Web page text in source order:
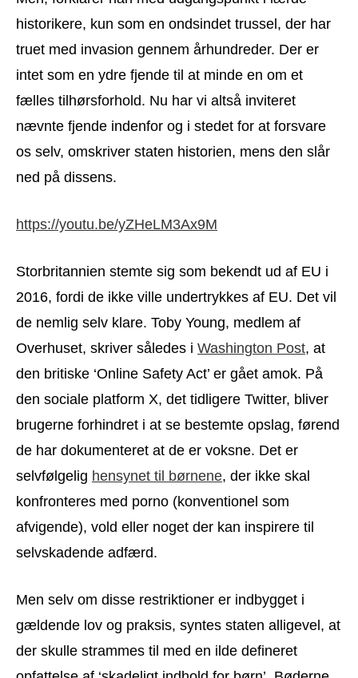
historikere, kun som en ondsindet trussel, der har
truet med invasion gennem århundreder. Der er
intet som en ydre fjende til at minde en om et
fælles tilhørsforhold. Nu har vi altså inviteret
nævnte fjende indenfor og i stedet for at forsvare
os selv, omskriver staten historien, mens den slår
ned på dissens.
https://youtu.be/yZHeLM3Ax9M
Storbritannien stemte sig som bekendt ud af EU i
2016, fordi de ikke ville undertrykkes af EU. Det vil
de nemlig selv klare. Toby Young, medlem af
Overhuset, skriver således i Washington Post, at
den britiske ‘Online Safety Act’ er gået amok. På
den sociale platform X, det tidligere Twitter, bliver
brugerne forhindret i at se bestemte opslag, førend
de har dokumenteret at de er voksne. Det er
selvfølgelig hensynet til børnene, der ikke skal
konfronteres med porno (konventionel som
afvigende), vold eller noget der kan inspirere til
selvskadende adfærd.
Men selv om disse restriktioner er indbygget i
gældende lov og praksis, syntes staten alligevel, at
der skulle strammes til med en ilde defineret